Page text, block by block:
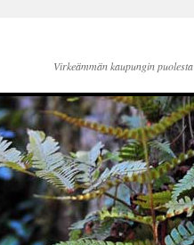
Virkeämmän kaupungin puolesta